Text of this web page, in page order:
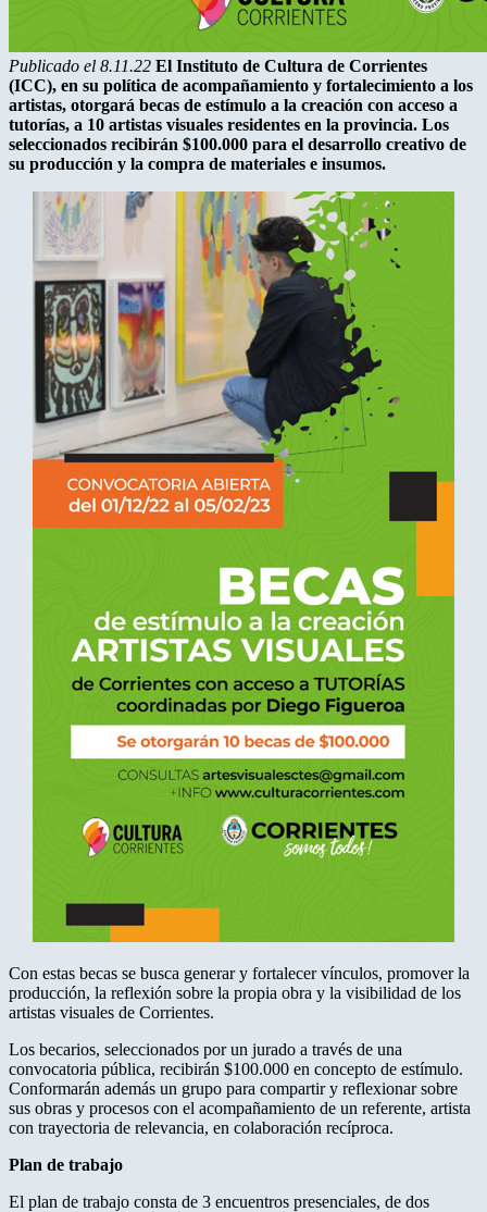
Publicado el 8.11.22 El Instituto de Cultura de Corrientes
(ICC), en su política de acompañamiento y fortalecimiento a los
artistas, otorgará becas de estímulo a la creación con acceso a
tutorías, a 10 artistas visuales residentes en la provincia. Los
seleccionados recibirán $100.000 para el desarrollo creativo de
su producción y la compra de materiales e insumos.
Con estas becas se busca generar y fortalecer vínculos, promover la
producción, la reflexión sobre la propia obra y la visibilidad de los
artistas visuales de Corrientes.
Los becarios, seleccionados por un jurado a través de una
convocatoria pública, recibirán $100.000 en concepto de estímulo.
Conformarán además un grupo para compartir y reflexionar sobre
sus obras y procesos con el acompañamiento de un referente, artista
con trayectoria de relevancia, en colaboración recíproca.
Plan de trabajo
El plan de trabajo consta de 3 encuentros presenciales, de dos